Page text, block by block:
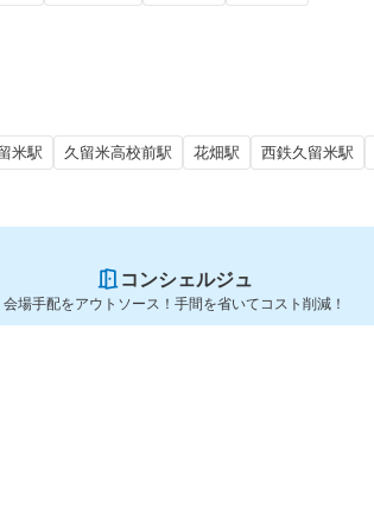
米駅 久留米高校前駅 花畑駅 西鉄久留米駅
コンシェルジュ
会場手配をアウトソース！手間を省いてコスト削減！